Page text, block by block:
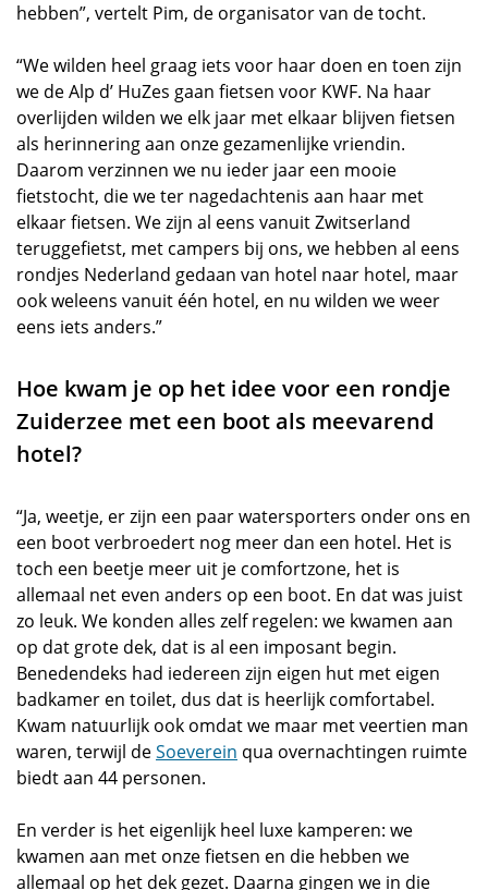
hebben”, vertelt Pim, de organisator van de tocht.
“We wilden heel graag iets voor haar doen en toen zijn
we de Alp d’ HuZes gaan fietsen voor KWF. Na haar
overlijden wilden we elk jaar met elkaar blijven fietsen
als herinnering aan onze gezamenlijke vriendin.
Daarom verzinnen we nu ieder jaar een mooie
fietstocht, die we ter nagedachtenis aan haar met
elkaar fietsen. We zijn al eens vanuit Zwitserland
teruggefietst, met campers bij ons, we hebben al eens
rondjes Nederland gedaan van hotel naar hotel, maar
ook weleens vanuit één hotel, en nu wilden we weer
eens iets anders.”
Hoe kwam je op het idee voor een rondje
Zuiderzee met een boot als meevarend
hotel?
“Ja, weetje, er zijn een paar watersporters onder ons en
een boot verbroedert nog meer dan een hotel. Het is
toch een beetje meer uit je comfortzone, het is
allemaal net even anders op een boot. En dat was juist
zo leuk. We konden alles zelf regelen: we kwamen aan
op dat grote dek, dat is al een imposant begin.
Benedendeks had iedereen zijn eigen hut met eigen
badkamer en toilet, dus dat is heerlijk comfortabel.
Kwam natuurlijk ook omdat we maar met veertien man
waren, terwijl deSoeverein qua overnachtingen ruimte
biedt aan 44 personen.
En verder is het eigenlijk heel luxe kamperen: we
kwamen aan met onze fietsen en die hebben we
allemaal op het dek gezet. Daarna gingen we in die